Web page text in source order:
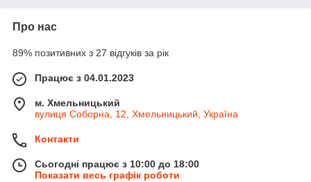
Про нас
89% позитивних з 27 відгуків за рік
Працює з 04.01.2023
м. Хмельницький
вулиця Соборна, 12, Хмельницький, Україна
Контакти
Сьогодні працює з 10:00 до 18:00
Показати весь графік роботи